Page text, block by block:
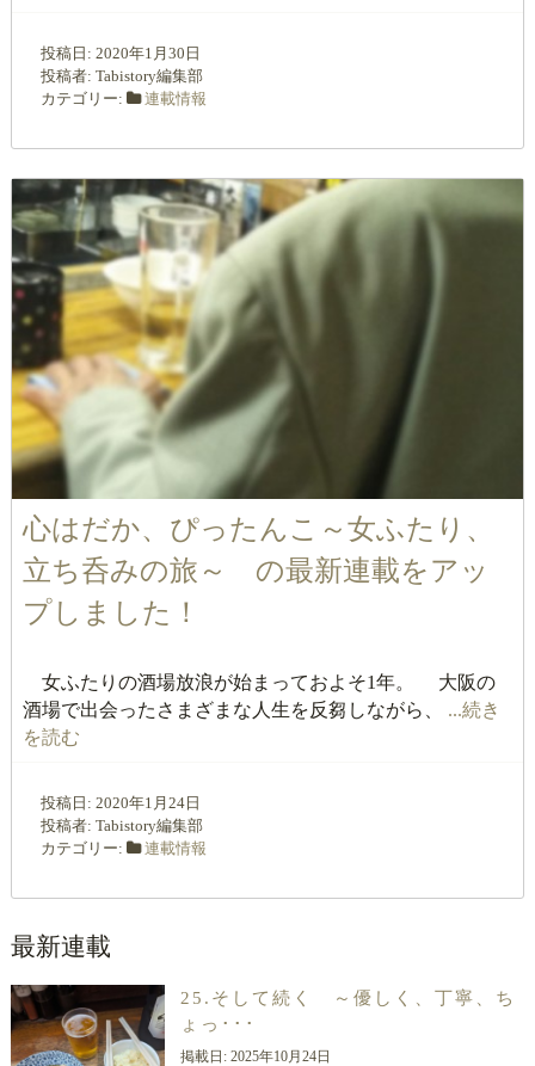
投稿日: 2020年1月30日
投稿者: Tabistory編集部
カテゴリー:
連載情報
心はだか、ぴったんこ～女ふたり、
立ち呑みの旅～ の最新連載をアッ
プしました！
女ふたりの酒場放浪が始まっておよそ1年。 大阪の
酒場で出会ったさまざまな人生を反芻しながら、 ...続き
を読む
投稿日: 2020年1月24日
投稿者: Tabistory編集部
カテゴリー:
連載情報
最新連載
25.そして続く ～優しく、丁寧、ち
ょっ･･･
掲載日: 2025年10月24日